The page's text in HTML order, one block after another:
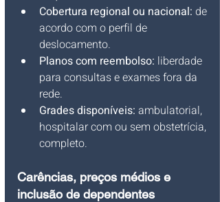
Cobertura regional ou nacional: de
acordo com o perfil de
deslocamento.
Planos com reembolso: liberdade
para consultas e exames fora da
rede.
Grades disponíveis: ambulatorial,
hospitalar com ou sem obstetrícia,
completo.
Carências, preços médios e
inclusão de dependentes